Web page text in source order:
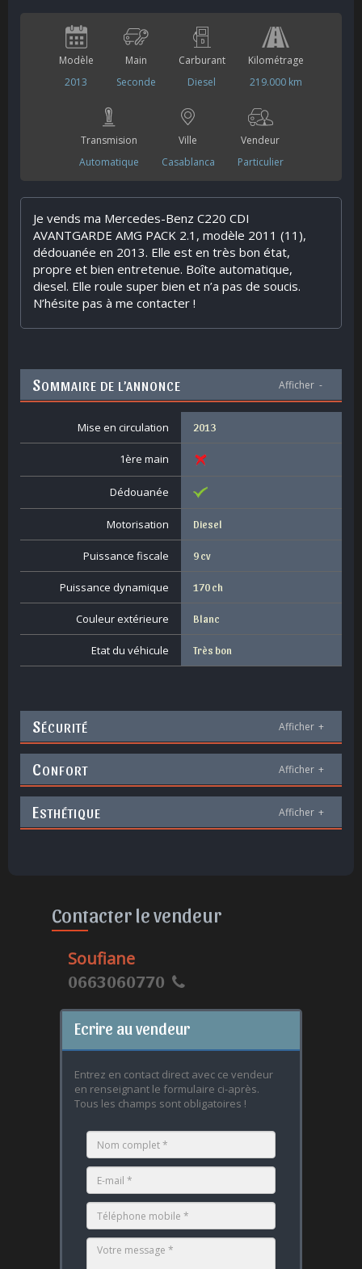
Modèle
2013
Main
Seconde
Carburant
Diesel
Kilométrage
219.000 km
Transmision
Automatique
Ville
Casablanca
Vendeur
Particulier
Je vends ma Mercedes-Benz C220 CDI
AVANTGARDE AMG PACK 2.1, modèle 2011 (11),
dédouanée en 2013. Elle est en très bon état,
propre et bien entretenue. Boîte automatique,
diesel. Elle roule super bien et n’a pas de soucis.
N’hésite pas à me contacter !
SOMMAIRE DE L’ANNONCE Afficher -
Mise en circulation 2013
1ère main
Dédouanée
Motorisation Diesel
Puissance fiscale 9 cv
Puissance dynamique 170 ch
Couleur extérieure Blanc
Etat du véhicule Très bon
SÉCURITÉ Afficher +
CONFORT Afficher +
ESTHÉTIQUE Afficher +
Contacter le vendeur
Soufiane
0663060770
Ecrire au vendeur
Entrez en contact direct avec ce vendeur
en renseignant le formulaire ci-après.
Tous les champs sont obligatoires !